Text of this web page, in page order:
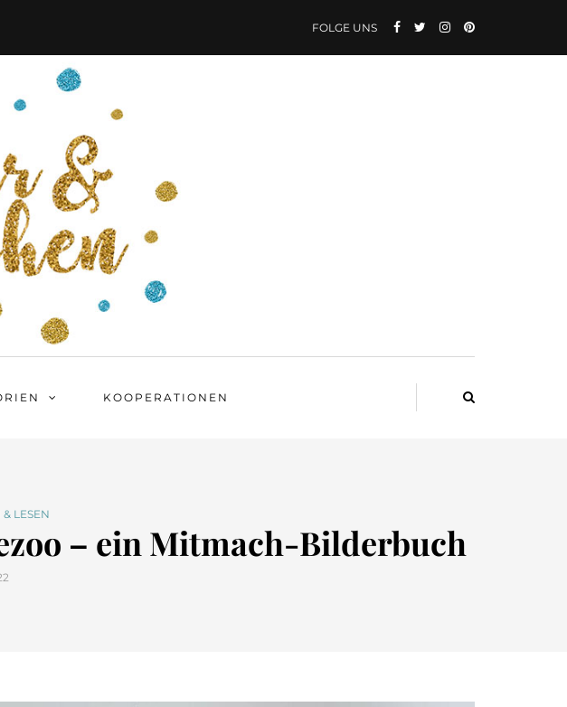
FOLGE UNS
KOOPERATIONEN
LESEN
– ein Mitmach-Bilderbuch